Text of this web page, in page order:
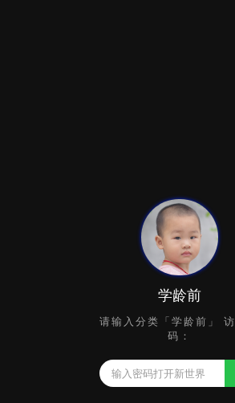
学龄前
请输入分类「学龄前」
码：